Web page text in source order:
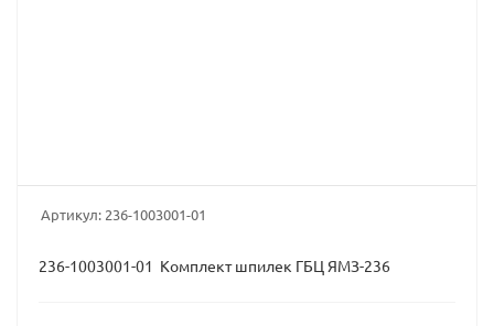
Артикул: 236-1003001-01
236-1003001-01 Комплект шпилек ГБЦ ЯМЗ-236